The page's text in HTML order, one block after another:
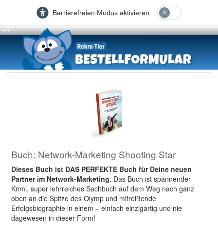
Barrierefreien Modus aktivieren
Buch: Network-Marketing Shooting Star
Dieses Buch ist DAS PERFEKTE Buch für Deine neuen
Partner im Network-Marketing. Das Buch ist spannender
Krimi, super lehrreiches Sachbuch auf dem Weg nach ganz
oben an die Spitze des Olymp und mitreißende
Erfolgsbiographie in einem – einfach einzigartig und nie
dagewesen in dieser Form!